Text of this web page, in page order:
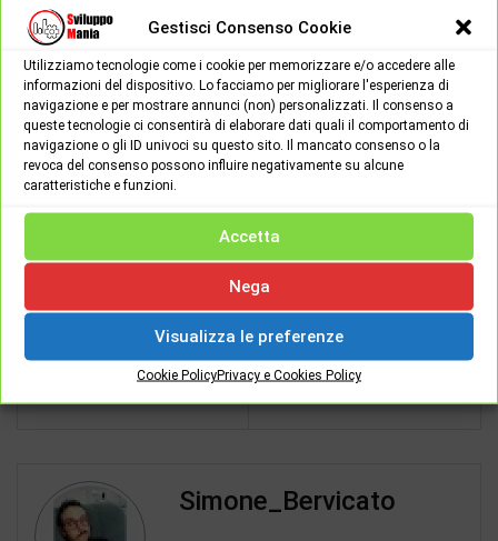
Gestisci Consenso Cookie
Utilizziamo tecnologie come i cookie per memorizzare e/o accedere alle
informazioni del dispositivo. Lo facciamo per migliorare l'esperienza di
navigazione e per mostrare annunci (non) personalizzati. Il consenso a
queste tecnologie ci consentirà di elaborare dati quali il comportamento di
navigazione o gli ID univoci su questo sito. Il mancato consenso o la
revoca del consenso possono influire negativamente su alcune
caratteristiche e funzioni.
Accetta
Nega
Visualizza le preferenze
Cookie PolicyPrivacy e Cookies Policy
non inserire i vostri dati sensibili su siti che non ritenete affidabili.
SviluppoMania
Stay Tuned!
Spread the love
Cake Browser "il browser
Spike - la vecchia E-mail
diventa una Chat
Simone_Bervicato